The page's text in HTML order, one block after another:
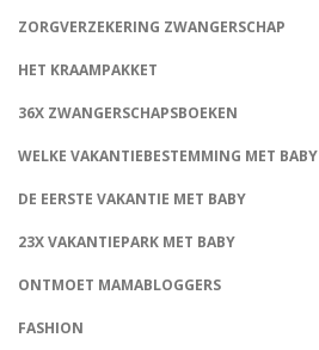
ZORGVERZEKERING ZWANGERSCHAP
HET KRAAMPAKKET
36X ZWANGERSCHAPSBOEKEN
WELKE VAKANTIEBESTEMMING MET BABY
DE EERSTE VAKANTIE MET BABY
23X VAKANTIEPARK MET BABY
ONTMOET MAMABLOGGERS
FASHION